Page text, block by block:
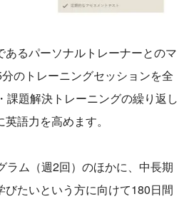
るパーソナルトレーナーとのマ
のトレーニングセッションを全
課題解決トレーニングの繰り返し
語力を高めます。
ラム（週2回）のほかに、中長期
びたいという方に向けて180日間